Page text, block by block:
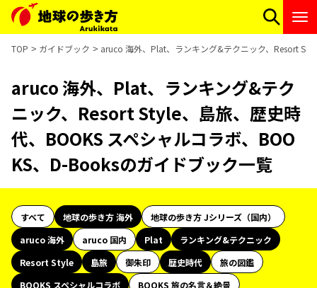
TOP ガイドブック aruco 海外、Plat、ランキング&テクニック、Resort
aruco 海外、Plat、ランキング&テク
ニック、Resort Style、島旅、歴史時
代、BOOKS スペシャルコラボ、BOO
KS、D-Booksのガイドブック一覧
すべて 地球の歩き方 海外
地球の歩き方 Jシリーズ（国内）
aruco 海外
aruco 国内 Plat
ランキング&テクニック
Resort Style
島旅 御朱印 歴史時代
旅の図鑑
BOOKS スペシャルコラボ
BOOKS 旅の名言＆絶景